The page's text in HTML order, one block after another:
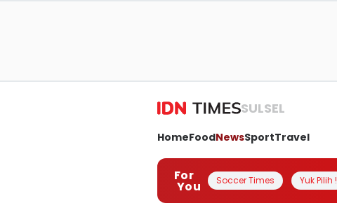
SULSEL
HomeFoodNewsSportTravel
For
You Soccer Times Yuk Pilih !